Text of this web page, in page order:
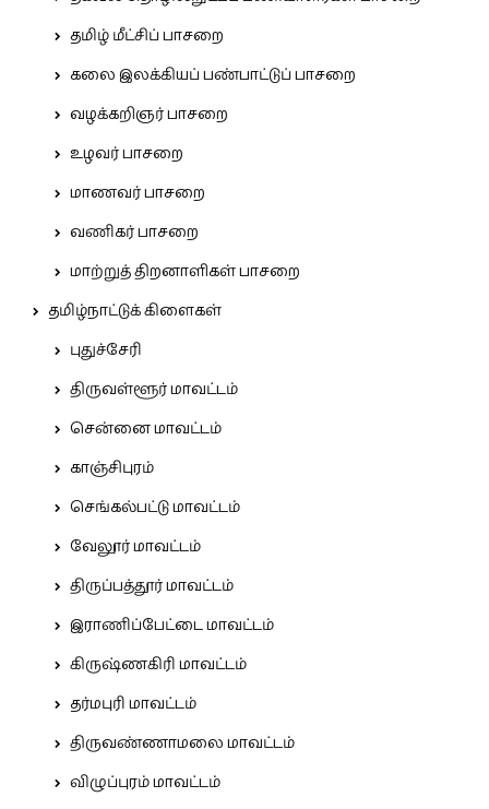
தமிழ் மீட்சிப் பாசறை
கலை இலக்கியப் பண்பாட்டுப் பாசறை
வழக்கறிஞர் பாசறை
உழவர் பாசறை
மாணவர் பாசறை
வணிகர் பாசறை
மாற்றுத் திறனாளிகள் பாசறை
தமிழ்நாட்டுக் கிளைகள்
புதுச்சேரி
திருவள்ளூர் மாவட்டம்
சென்னை மாவட்டம்
காஞ்சிபுரம்
செங்கல்பட்டு மாவட்டம்
வேலூர் மாவட்டம்
திருப்பத்தூர் மாவட்டம்
இராணிப்பேட்டை மாவட்டம்
கிருஷ்ணகிரி மாவட்டம்
தர்மபுரி மாவட்டம்
திருவண்ணாமலை மாவட்டம்
விழுப்புரம் மாவட்டம்